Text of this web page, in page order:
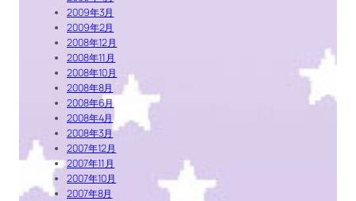
2009年3月
2009年2月
2008年12月
2008年11月
2008年10月
2008年8月
2008年6月
2008年4月
2008年3月
2007年12月
2007年11月
2007年10月
2007年8月